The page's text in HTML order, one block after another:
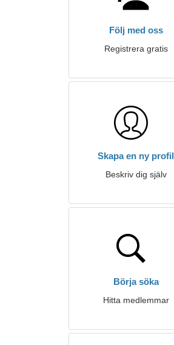
Följ med oss
Registrera gratis
Skapa en ny profil
Beskriv dig själv
Börja söka
Hitta medlemmar